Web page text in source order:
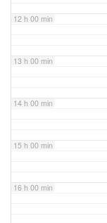
12 h 00 min
13 h 00 min
14 h 00 min
15 h 00 min
16 h 00 min